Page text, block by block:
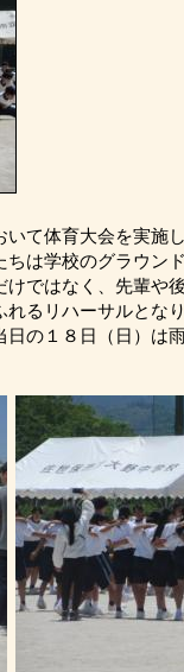
て体育大会を実施
は学校のグラウン
ではなく、先輩や
るリハーサルとな
の１８日（日）は